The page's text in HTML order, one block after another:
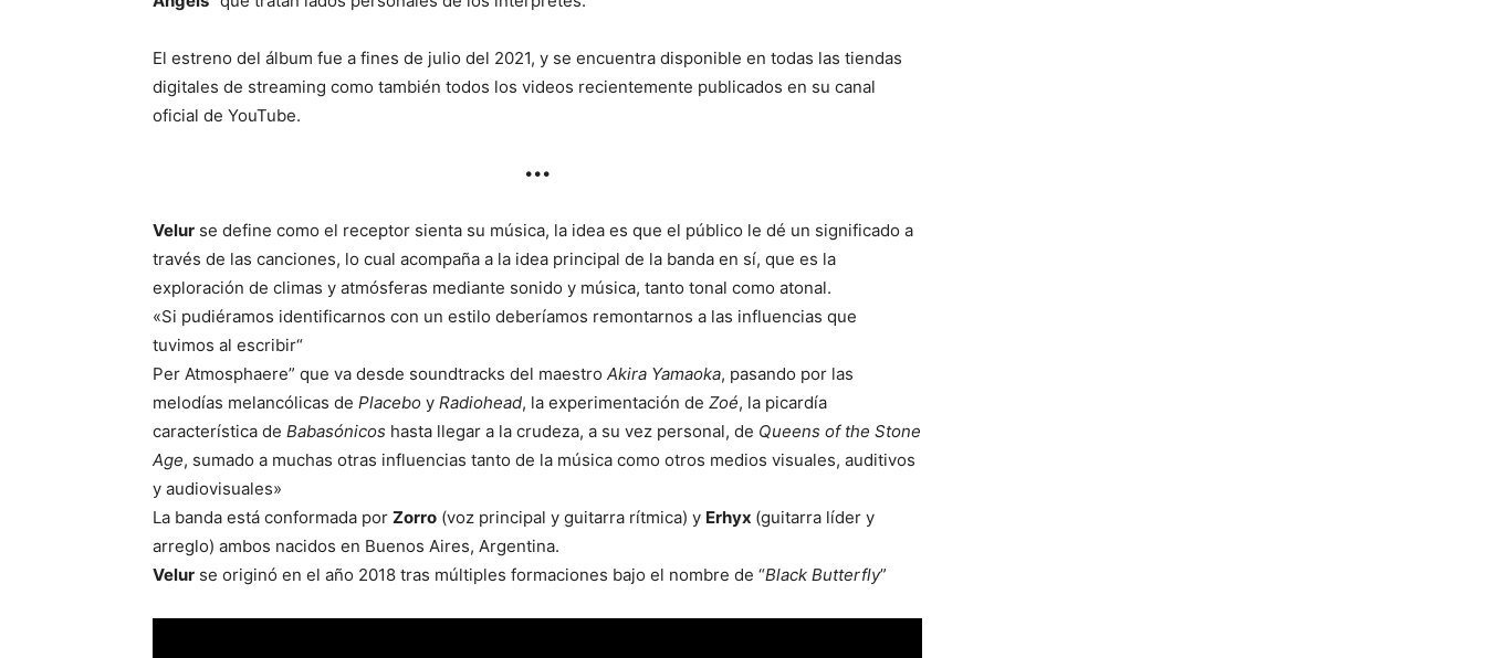
El estreno del álbum fue a fines de julio del 2021, y se encuentra disponible en todas las tiendas
digitales de streaming como también todos los videos recientemente publicados en su canal
oficial de YouTube.
•••
Velur se define como el receptor sienta su música, la idea es que el público le dé un significado a
través de las canciones, lo cual acompaña a la idea principal de la banda en sí, que es la
exploración de climas y atmósferas mediante sonido y música, tanto tonal como atonal.
«Si pudiéramos identificarnos con un estilo deberíamos remontarnos a las influencias que
tuvimos al escribir“
Per Atmosphaere” que va desde soundtracks del maestro Akira Yamaoka, pasando por las
melodías melancólicas de Placebo y Radiohead, la experimentación de Zoé, la picardía
característica de Babasónicos hasta llegar a la crudeza, a su vez personal, de Queens of the Stone
Age, sumado a muchas otras influencias tanto de la música como otros medios visuales, auditivos
y audiovisuales»
La banda está conformada por Zorro (voz principal y guitarra rítmica) y Erhyx (guitarra líder y
arreglo) ambos nacidos en Buenos Aires, Argentina.
Velur se originó en el año 2018 tras múltiples formaciones bajo el nombre de “Black Butterfly”